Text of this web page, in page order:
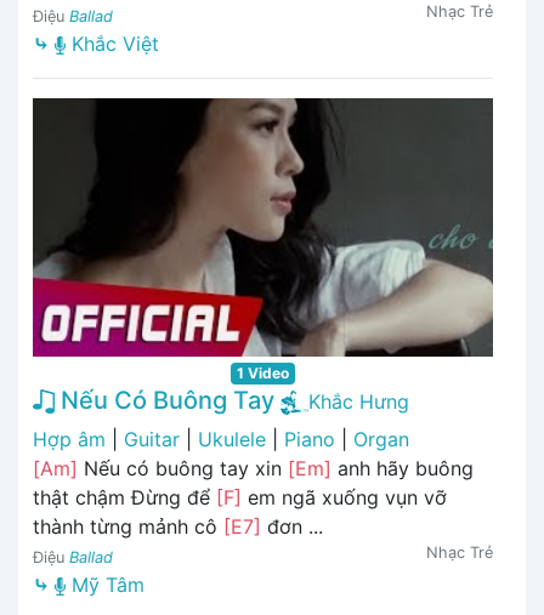
Điệu Ballad Nhạc Trẻ
⤷ Khắc Việt
1 Video
Nếu Có Buông Tay
Khắc Hưng
Hợp âm
Guitar Ukulele Piano
Organ
[Am] Nếu có buông tay xin [Em] anh hãy buông
thật chậm Đừng để [F] em ngã xuống vụn vỡ
thành từng mảnh cô [E7] đơn ...
Điệu Ballad Nhạc Trẻ
⤷ Mỹ Tâm